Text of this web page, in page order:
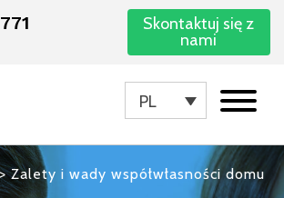
Skontaktuj się z
nami
PL
Zalety i wady współwłasności domu